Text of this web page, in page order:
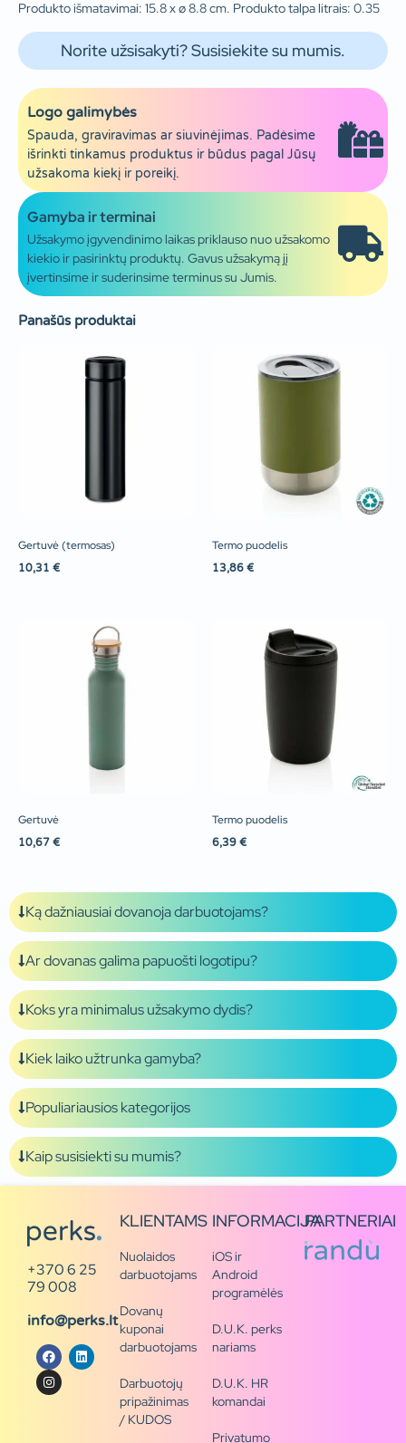
Produkto išmatavimai: 15.8 x ø 8.8 cm. Produkto talpa litrais: 0.35
Norite užsisakyti? Susisiekite su mumis.
Logo galimybės
Spauda, graviravimas ar siuvinėjimas. Padėsime
išrinkti tinkamus produktus ir būdus pagal Jūsų
užsakoma kiekį ir poreikį.
Gamyba ir terminai
Užsakymo įgyvendinimo laikas priklauso nuo užsakomo
kiekio ir pasirinktų produktų. Gavus užsakymą jį
įvertinsime ir suderinsime terminus su Jumis.
Panašūs produktai
Gertuvė (termosas)
10,31 €
Termo puodelis
13,86 €
Gertuvė
10,67 €
Termo puodelis
6,39 €
Ką dažniausiai dovanoja darbuotojams?
Ar dovanas galima papuošti logotipu?
Koks yra minimalus užsakymo dydis?
Kiek laiko užtrunka gamyba?
Populiariausios kategorijos
Kaip susisiekti su mumis?
+370 6 25
79 008
info@perks.lt
KLIENTAMS
Nuolaidos
darbuotojams
Dovanų
kuponai
darbuotojams
Darbuotojų
pripažinimas
/ KUDOS
INFORMACIJA
iOS ir
Android
programėlės
D.U.K. perks
nariams
D.U.K. HR
komandai
Privatumo
PARTNERIAI